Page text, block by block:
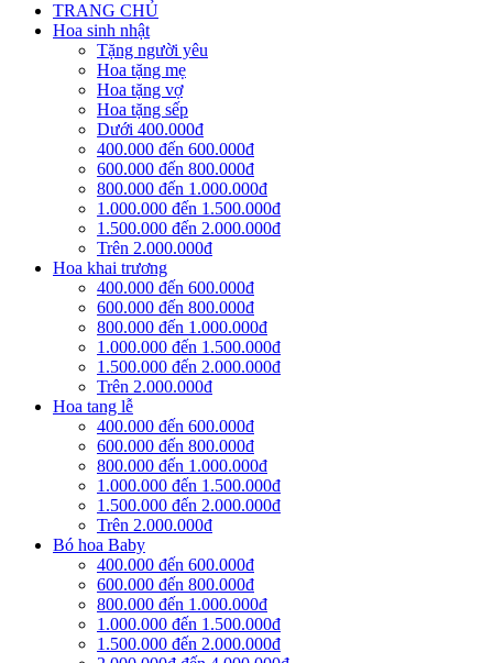
TRANG CHỦ
Hoa sinh nhật
Tặng người yêu
Hoa tặng mẹ
Hoa tặng vợ
Hoa tặng sếp
Dưới 400.000đ
400.000 đến 600.000đ
600.000 đến 800.000đ
800.000 đến 1.000.000đ
1.000.000 đến 1.500.000đ
1.500.000 đến 2.000.000đ
Trên 2.000.000đ
Hoa khai trương
400.000 đến 600.000đ
600.000 đến 800.000đ
800.000 đến 1.000.000đ
1.000.000 đến 1.500.000đ
1.500.000 đến 2.000.000đ
Trên 2.000.000đ
Hoa tang lễ
400.000 đến 600.000đ
600.000 đến 800.000đ
800.000 đến 1.000.000đ
1.000.000 đến 1.500.000đ
1.500.000 đến 2.000.000đ
Trên 2.000.000đ
Bó hoa Baby
400.000 đến 600.000đ
600.000 đến 800.000đ
800.000 đến 1.000.000đ
1.000.000 đến 1.500.000đ
1.500.000 đến 2.000.000đ